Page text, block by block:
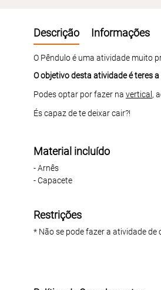
Descrição Informações
O Pêndulo é uma atividade muito
O objetivo desta atividade é teres
Podes optar por fazer na vertical ,
És capaz de te deixar cair?!
Material incluído
- Arnês
- Capacete
Restrições
* Não se pode fazer a atividade de